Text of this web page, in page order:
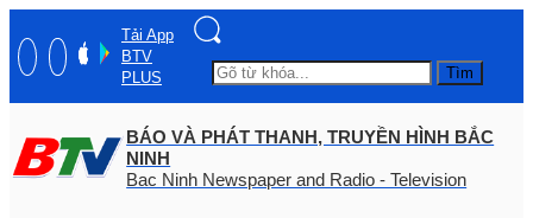
Tải App
BTV
PLUS
Tìm
BÁO VÀ PHÁT THANH, TRUYỀN HÌNH BẮC
NINH
Bac Ninh Newspaper and Radio - Television